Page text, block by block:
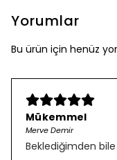
Yorumlar
Bu ürün için henüz
Mükemmel
Merve Demir
Beklediğimden